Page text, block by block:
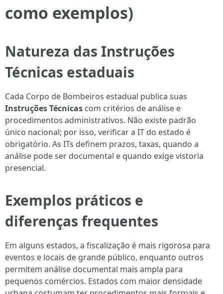
como exemplos)
Natureza das Instruções
Técnicas estaduais
Cada Corpo de Bombeiros estadual publica suas
Instruções Técnicas com critérios de análise e
procedimentos administrativos. Não existe padrão
único nacional; por isso, verificar a IT do estado é
obrigatório. As ITs definem prazos, taxas, quando a
análise pode ser documental e quando exige vistoria
presencial.
Exemplos práticos e
diferenças frequentes
Em alguns estados, a fiscalização é mais rigorosa para
eventos e locais de grande público, enquanto outros
permitem análise documental mais ampla para
pequenos comércios. Estados com maior densidade